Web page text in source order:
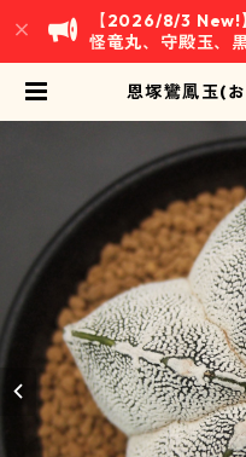
【2026/8/3 New!
怪竜丸、守殿玉、
恩塚鸞鳳玉(
実生 |